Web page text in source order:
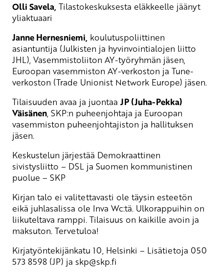
Olli Savela, Tilastokeskuksesta eläkkeelle jäänyt
yliaktuaari
Janne Hernesniemi, koulutuspoliittinen
asiantuntija (Julkisten ja hyvinvointialojen liitto
JHL), Vasemmistoliiton AY-työryhmän jäsen,
Euroopan vasemmiston AY-verkoston ja Tune-
verkoston (Trade Unionist Network Europe) jäsen.
Tilaisuuden avaa ja juontaa JP (Juha-Pekka)
Väisänen, SKP:n puheenjohtaja ja Euroopan
vasemmiston puheenjohtajiston ja hallituksen
jäsen.
Keskustelun järjestää Demokraattinen
sivistysliitto – DSL ja Suomen kommunistinen
puolue – SKP
Kirjan talo ei valitettavasti ole täysin esteetön
eikä juhlasalissa ole Inva Wc:tä. Ulkorappuihin on
liikuteltava ramppi. Tilaisuus on kaikille avoin ja
maksuton. Tervetuloa!
Kirjatyöntekijänkatu 10, Helsinki – Lisätietoja 050
573 8598 (JP) ja skp@skp.fi